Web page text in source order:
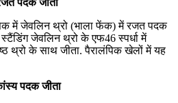
पदक जीता
में जेवलिन थ्रो (भाला फेंक) में रजत पदक
जेवलिन थ्रो के एफ46 स्पर्धा में
थ्रो के साथ जीता. पैरालंपिक खेलों में यह
पदक जीता